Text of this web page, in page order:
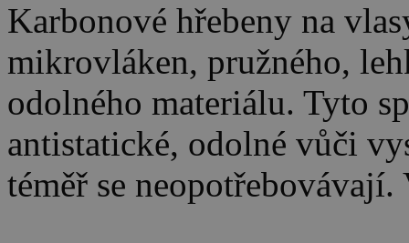
Karbonové hřebeny na
mikrovláken, pružného,
odolného materiálu. Tyto
antistatické, odolné vůči
téměř se